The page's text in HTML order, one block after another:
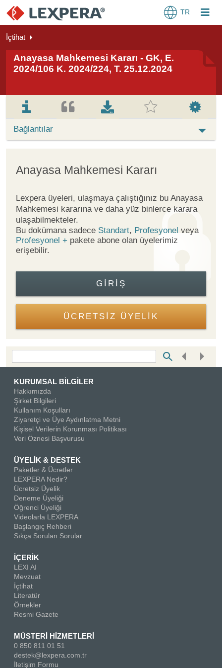
TR
İçtihat
Anayasa Mahkemesi Kararı - GK, E.
2024/106 K. 2024/224, T. 25.12.2024
Bağlantılar
Anayasa Mahkemesi Kararı
Lexpera üyeleri, ulaşmaya çalıştığınız bu Anayasa
Mahkemesi kararına ve daha yüz binlerce karara
ulaşabilmekteler.
Bu dokümana sadece Standart, Profesyonel veya
Profesyonel + pakete abone olan üyelerimiz
erişebilir.
GIRIŞ
ÜCRETSİZ ÜYELİK
KURUMSAL BİLGİLER
Hakkımızda
Şirket Bilgileri
Kullanım Koşulları
Ziyaretçi ve Üye Aydınlatma Metni
Kişisel Verilerin Korunması Politikası
Veri Öznesi Başvurusu
ÜYELİK & DESTEK
Paketler & Ücretler
LEXPERA Nedir?
Ücretsiz Üyelik
Deneme Üyeliği
Öğrenci Üyeliği
Videolarla LEXPERA
Başlangıç Rehberi
Sıkça Sorulan Sorular
İÇERİK
LEXI AI
Mevzuat
İçtihat
Literatür
Örnekler
Resmi Gazete
MÜSTERİ HİZMETLERİ
0 850 811 01 51
destek@lexpera.com.tr
İletişim Formu